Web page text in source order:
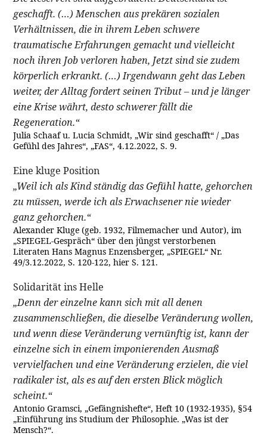
geschafft. (…) Menschen aus prekären sozialen
Verhältnissen, die in ihrem Leben schwere
traumatische Erfahrungen gemacht und vielleicht
noch ihren Job verloren haben, Jetzt sind sie zudem
körperlich erkrankt. (…) Irgendwann geht das Leben
weiter, der Alltag fordert seinen Tribut – und je länger
eine Krise währt, desto schwerer fällt die
Regeneration.“
Julia Schaaf u. Lucia Schmidt, „Wir sind geschafft“ / „Das
Gefühl des Jahres“, „FAS“, 4.12.2022, S. 9.
Eine kluge Position
„Weil ich als Kind ständig das Gefühl hatte, gehorchen
zu müssen, werde ich als Erwachsener nie wieder
ganz gehorchen.“
Alexander Kluge (geb. 1932, Filmemacher und Autor), im
„SPIEGEL-Gespräch“ über den jüngst verstorbenen
Literaten Hans Magnus Enzensberger, „SPIEGEL“ Nr.
49/3.12.2022, S. 120-122, hier S. 121.
Solidarität ins Helle
„Denn der einzelne kann sich mit all denen
zusammenschließen, die dieselbe Veränderung wollen,
und wenn diese Veränderung vernünftig ist, kann der
einzelne sich in einem imponierenden Ausmaß
vervielfachen und eine Veränderung erzielen, die viel
radikaler ist, als es auf den ersten Blick möglich
scheint.“
Antonio Gramsci, „Gefängnishefte“, Heft 10 (1932-1935), §54
„Einführung ins Studium der Philosophie. „Was ist der
Mensch?“.